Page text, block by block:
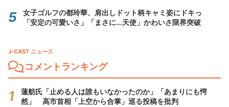
女子ゴルフの都玲華、肩出しドット柄キャミ姿にドキっ
「安定の可愛いさ」「まさに...天使」かわいさ限界突破
J-CAST ニュース
コメントランキング
蓮舫氏「止める人は誰もいなかったのか」「あまりにも愕
然」 高市首相「上空から合掌」巡る投稿を批判